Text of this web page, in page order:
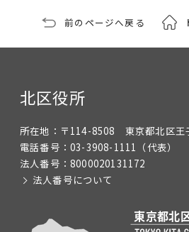
前のページへ戻る
北区役所
所在地： 〒114-8508 東京都北区王
電話番号： 03-3908-1111 （代表）
法人番号： 8000020131172
法人番号について